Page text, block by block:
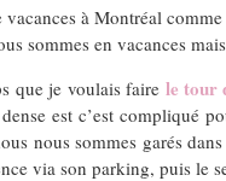
à Montréal
sommes en vacances
que je voulais faire le tour
est c’est compliqué
nous sommes garés
via son parking, puis le